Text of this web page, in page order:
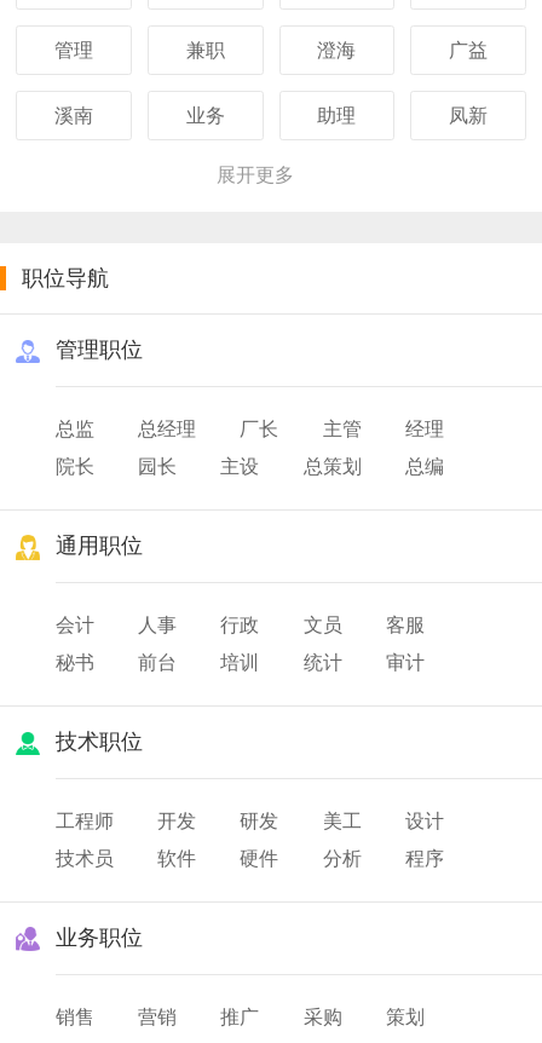
管理 兼职 澄海 广益
溪南 业务 助理 凤新
展开更多
职位导航
管理职位
总监 总经理 厂长 主管
经理
院长
园长 主设 总策划
总编
通用职位
会计 人事 行政 文员
客服
秘书
前台 培训 统计
审计
技术职位
工程师 开发 研发 美工
设计
技术员
软件 硬件 分析 程序
业务职位
销售 营销 推广 采购
策划